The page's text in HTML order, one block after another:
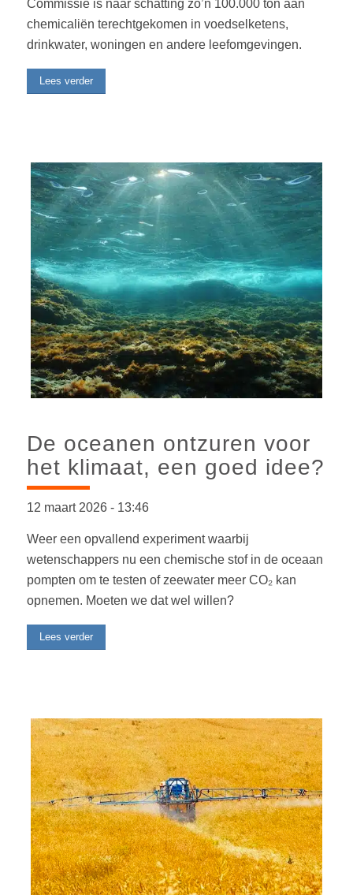
Commissie is naar schatting zo’n 100.000 ton aan
chemicaliën terechtgekomen in voedselketens,
drinkwater, woningen en andere leefomgevingen.
Lees verder
De oceanen ontzuren voor
het klimaat, een goed idee?
12 maart 2026 -13:46
Weer een opvallend experiment waarbij
wetenschappers nu een chemische stof in de oceaan
pompten om te testen of zeewater meer CO₂ kan
opnemen. Moeten we dat wel willen?
Lees verder